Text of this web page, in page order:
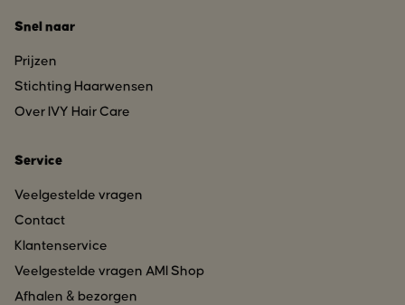
Snel naar
Prijzen
Stichting Haarwensen
Over IVY Hair Care
Service
Veelgestelde vragen
Contact
Klantenservice
Veelgestelde vragen AMI Shop
Afhalen & bezorgen